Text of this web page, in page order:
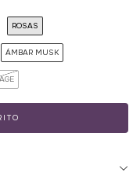
ROSAS
ÁMBAR MUSK